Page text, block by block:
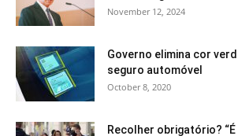
November 12, 2024
Governo elimina cor
seguro automóvel
October 8, 2020
Recolher obrigatório?